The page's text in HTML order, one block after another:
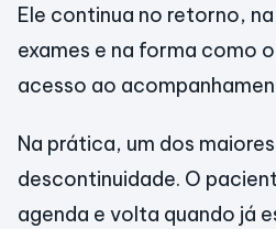
Ele continua no retorno,
exames e na forma como
acesso ao
Na prática, um dos
descontinuidade. O
agenda e volta quando já